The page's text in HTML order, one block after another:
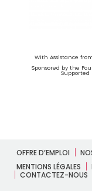
With Assistance
Sponsored by the
OFFRE D’EMPLOI
MENTIONS LÉGALES
CONTACTEZ-NOUS